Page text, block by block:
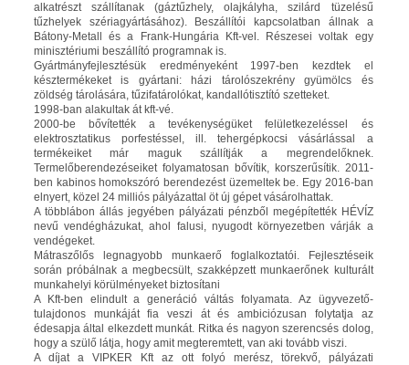
alkatrészt szállítanak (gáztűzhely, olajkályha, szilárd tüzelésű
tűzhelyek szériagyártásához). Beszállítói kapcsolatban állnak a
Bátony-Metall és a Frank-Hungária Kft-vel. Részesei voltak egy
minisztériumi beszállító programnak is.
Gyártmányfejlesztésük eredményeként 1997-ben kezdtek el
késztermékeket is gyártani: házi tárolószekrény gyümölcs és
zöldség tárolására, tűzifatárolókat, kandallótisztító szetteket.
1998-ban alakultak át kft-vé.
2000-be bővítették a tevékenységüket felületkezeléssel és
elektrosztatikus porfestéssel, ill. tehergépkocsi vásárlással a
termékeiket már maguk szállítják a megrendelőknek.
Termelőberendezéseiket folyamatosan bővítik, korszerűsítik. 2011-
ben kabinos homokszóró berendezést üzemeltek be. Egy 2016-ban
elnyert, közel 24 milliós pályázattal öt új gépet vásárolhattak.
A többlábon állás jegyében pályázati pénzből megépítették HÉVÍZ
nevű vendégházukat, ahol falusi, nyugodt környezetben várják a
vendégeket.
Mátraszőlős legnagyobb munkaerő foglalkoztatói. Fejlesztéseik
során próbálnak a megbecsült, szakképzett munkaerőnek kulturált
munkahelyi körülményeket biztosítani
A Kft-ben elindult a generáció váltás folyamata. Az ügyvezető-
tulajdonos munkáját fia veszi át és ambiciózusan folytatja az
édesapja által elkezdett munkát. Ritka és nagyon szerencsés dolog,
hogy a szülő látja, hogy amit megteremtett, van aki tovább viszi.
A díjat a VIPKER Kft az ott folyó merész, törekvő, pályázati